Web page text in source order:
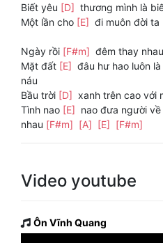
Biết yêu [D] thương mình là
Một lần cho [E] đi muôn đời ta
Ngày rồi [F#m] đêm thay
Mặt đất [E] đâu hư hao luôn là
náu
Bầu trời [D] xanh trên cao với
Tình nao [E] nao đưa người
nhau [F#m] [A] [E] [F#m]
Video youtube
Ôn Vĩnh Quang